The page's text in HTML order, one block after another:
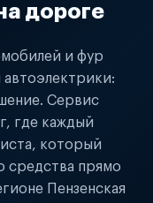
дороге
и фур
автоэлектрики:
Сервис
где каждый
который
средства прямо
Пензенская